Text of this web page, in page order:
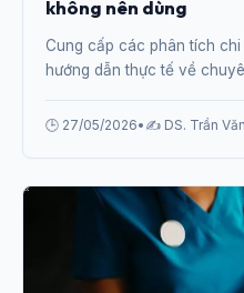
không nên dùng
Cung cấp các phân tích
hướng dẫn thực tế về
🕒 27/05/2026• ✍️ DS. Trần